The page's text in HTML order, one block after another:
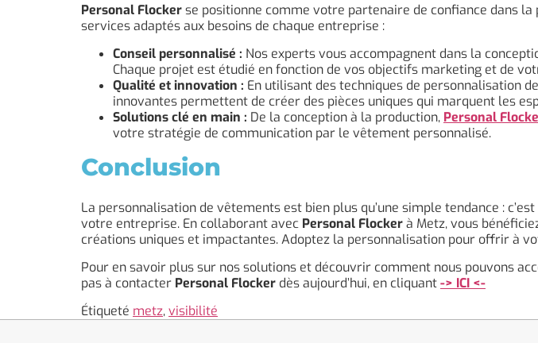
Personal Flockerse positionne comme votre partenaire de confiance dans
services adaptés aux besoins de chaque entreprise :
Conseil personnalisé : Nos experts vous accompagnent dans la
Chaque projet est étudié en fonction de vos objectifs marketing et de
Qualité et innovation : En utilisant des techniques de personnalisation
innovantes permettent de créer des pièces uniques qui marquent les
Solutions clé en main : De la conception à la production, Personal
votre stratégie de communication par le vêtement personnalisé.
Conclusion
La personnalisation de vêtements est bien plus qu’une simple tendance :
votre entreprise. En collaborant avec Personal Flockerà Metz, vous
créations uniques et impactantes. Adoptez la personnalisation pour offrir à
Pour en savoir plus sur nos solutions et découvrir comment nous pouvons
pas à contacter Personal Flocker dès aujourd’hui, en cliquant-> ICI <-
Étiqueté metz,visibilité